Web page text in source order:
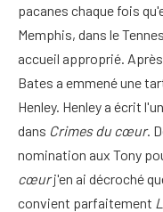
pacanes chaque fois
Memphis, dans le
accueil approprié.
Bates a emmené une
Henley. Henley a écrit
dans Crimes du cœur.
nomination aux Tony
cœurj'en ai décroché
convient parfaitement